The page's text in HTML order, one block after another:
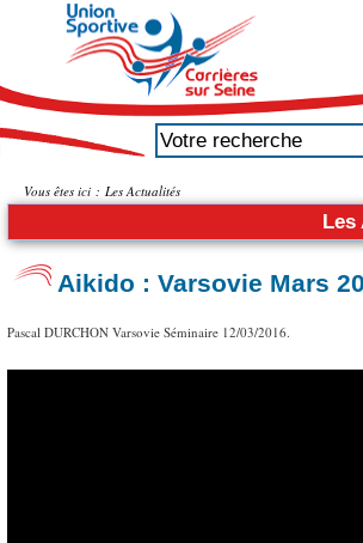
Vous êtes ici : Les Actualités
Les
Aikido : Varsovie Mars
Pascal DURCHON Varsovie Séminaire 12/03/2016.